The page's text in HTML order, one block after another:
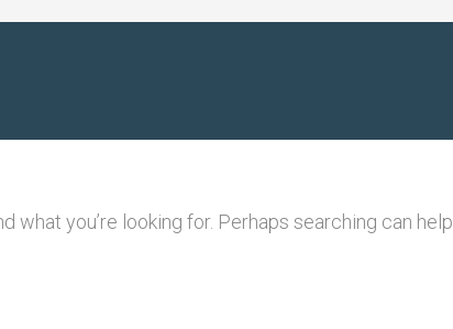
what you’re looking for. Perhaps searching can help.